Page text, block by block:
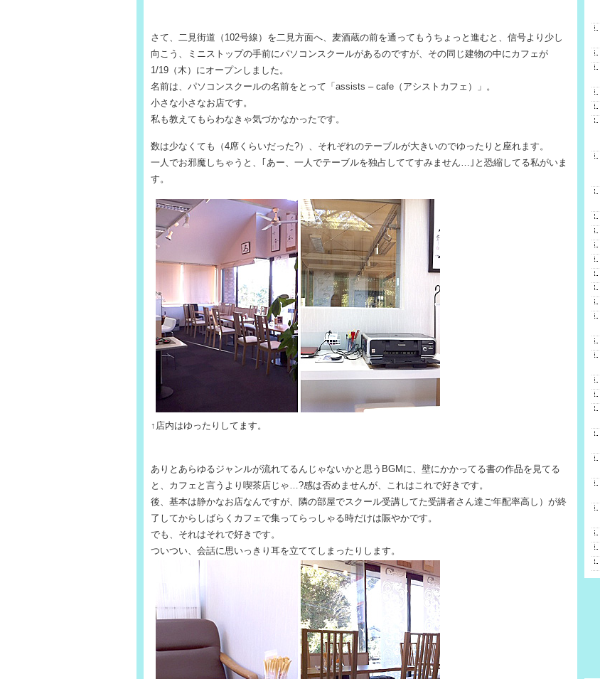
さて、二見街道（102号線）を二見方面へ、麦酒蔵の前を通ってもうちょっと進むと、信号より少し
向こう、ミニストップの手前にパソコンスクールがあるのですが、その同じ建物の中にカフェが
1/19（木）にオープンしました。
名前は、パソコンスクールの名前をとって「assists – cafe（アシストカフェ）」。
小さな小さなお店です。
私も教えてもらわなきゃ気づかなかったです。
数は少なくても（4席くらいだった?）、それぞれのテーブルが大きいのでゆったりと座れます。
一人でお邪魔しちゃうと、｢あー、一人でテーブルを独占しててすみません…｣と恐縮してる私がいま
す。
↑店内はゆったりしてます。
ありとあらゆるジャンルが流れてるんじゃないかと思うBGMに、壁にかかってる書の作品を見てる
と、カフェと言うより喫茶店じゃ…?感は否めませんが、これはこれで好きです。
後、基本は静かなお店なんですが、隣の部屋でスクール受講してた受講者さん達ご年配率高し）が終
了してからしばらくカフェで集ってらっしゃる時だけは賑やかです。
でも、それはそれで好きです。
ついつい、会話に思いっきり耳を立ててしまったりします。